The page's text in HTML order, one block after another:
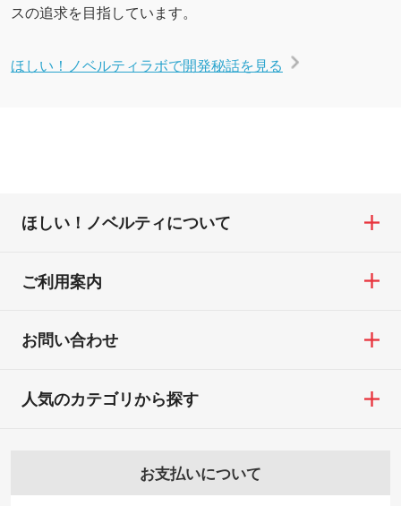
スの追求を目指しています。
ほしい！ノベルティラボで開発秘話を見る
ほしい！ノベルティについて
ご利用案内
お問い合わせ
お支払いについて
人気のカテゴリから探す